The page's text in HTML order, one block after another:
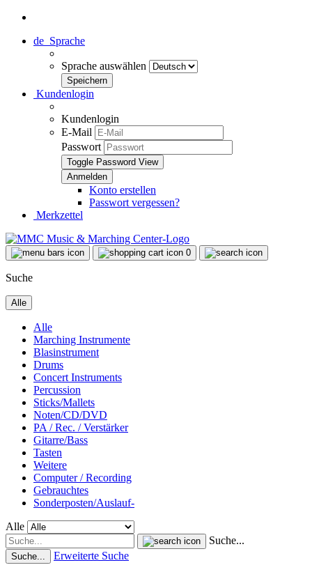
de Sprache
Sprache auswählen
Kundenlogin
Kundenlogin
E-Mail
Passwort
Toggle Password View
Konto erstellen
Passwort vergessen?
Merkzettel
0
Suche
Alle
Alle
Marching Instrumente
Blasinstrument
Drums
Concert Instruments
Percussion
Sticks/Mallets
Noten/CD/DVD
PA / Rec. / Verstärker
Gitarre/Bass
Tasten
Weitere
Computer / Recording
Gebrauchtes
Sonderposten/Auslauf-
Alle
Suche...
Suche... Erweiterte Suche